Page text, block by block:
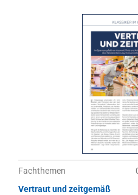
Fachthemen
Vertraut und zeitgemäß